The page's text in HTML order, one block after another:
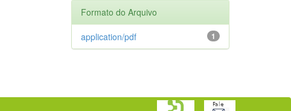
Formato do Arquivo
1
application/pdf